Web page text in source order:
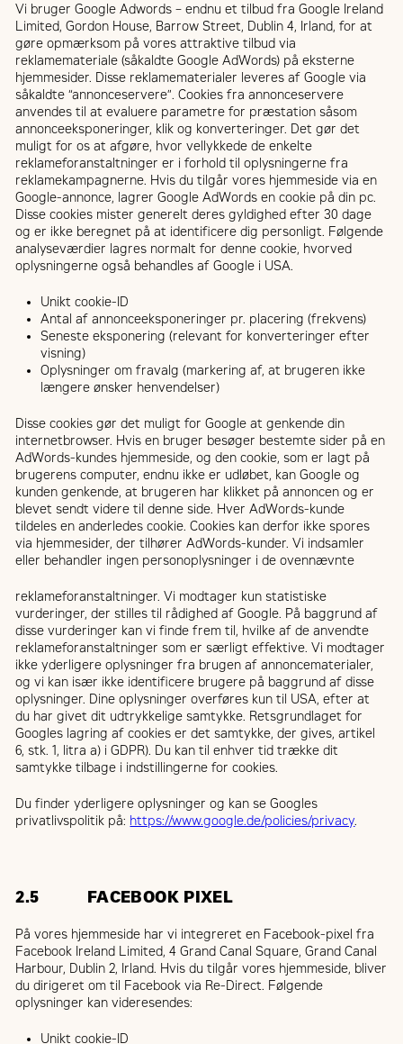
Vi bruger Google Adwords – endnu et tilbud fra Google Ireland
Limited, Gordon House, Barrow Street, Dublin 4, Irland, for at
gøre opmærksom på vores attraktive tilbud via
reklamemateriale (såkaldte Google AdWords) på eksterne
hjemmesider. Disse reklamematerialer leveres af Google via
såkaldte “annonceservere”. Cookies fra annonceservere
anvendes til at evaluere parametre for præstation såsom
annonceeksponeringer, klik og konverteringer. Det gør det
muligt for os at afgøre, hvor vellykkede de enkelte
reklameforanstaltninger er i forhold til oplysningerne fra
reklamekampagnerne. Hvis du tilgår vores hjemmeside via en
Google-annonce, lagrer Google AdWords en cookie på din pc.
Disse cookies mister generelt deres gyldighed efter 30 dage
og er ikke beregnet på at identificere dig personligt. Følgende
analyseværdier lagres normalt for denne cookie, hvorved
oplysningerne også behandles af Google i USA.
Unikt cookie-ID
Antal af annonceeksponeringer pr. placering (frekvens)
Seneste eksponering (relevant for konverteringer efter
visning)
Oplysninger om fravalg (markering af, at brugeren ikke
længere ønsker henvendelser)
Disse cookies gør det muligt for Google at genkende din
internetbrowser. Hvis en bruger besøger bestemte sider på en
AdWords-kundes hjemmeside, og den cookie, som er lagt på
brugerens computer, endnu ikke er udløbet, kan Google og
kunden genkende, at brugeren har klikket på annoncen og er
blevet sendt videre til denne side. Hver AdWords-kunde
tildeles en anderledes cookie. Cookies kan derfor ikke spores
via hjemmesider, der tilhører AdWords-kunder. Vi indsamler
eller behandler ingen personoplysninger i de ovennævnte
reklameforanstaltninger. Vi modtager kun statistiske
vurderinger, der stilles til rådighed af Google. På baggrund af
disse vurderinger kan vi finde frem til, hvilke af de anvendte
reklameforanstaltninger som er særligt effektive. Vi modtager
ikke yderligere oplysninger fra brugen af annoncematerialer,
og vi kan især ikke identificere brugere på baggrund af disse
oplysninger. Dine oplysninger overføres kun til USA, efter at
du har givet dit udtrykkelige samtykke. Retsgrundlaget for
Googles lagring af cookies er det samtykke, der gives, artikel
6, stk. 1, litra a) i GDPR). Du kan til enhver tid trække dit
samtykke tilbage i indstillingerne for cookies.
Du finder yderligere oplysninger og kan se Googles
privatlivspolitik på: https://www.google.de/policies/privacy.
2.5 FACEBOOK PIXEL
På vores hjemmeside har vi integreret en Facebook-pixel fra
Facebook Ireland Limited, 4 Grand Canal Square, Grand Canal
Harbour, Dublin 2, Irland. Hvis du tilgår vores hjemmeside, bliver
du dirigeret om til Facebook via Re-Direct. Følgende
oplysninger kan videresendes:
Unikt cookie-ID